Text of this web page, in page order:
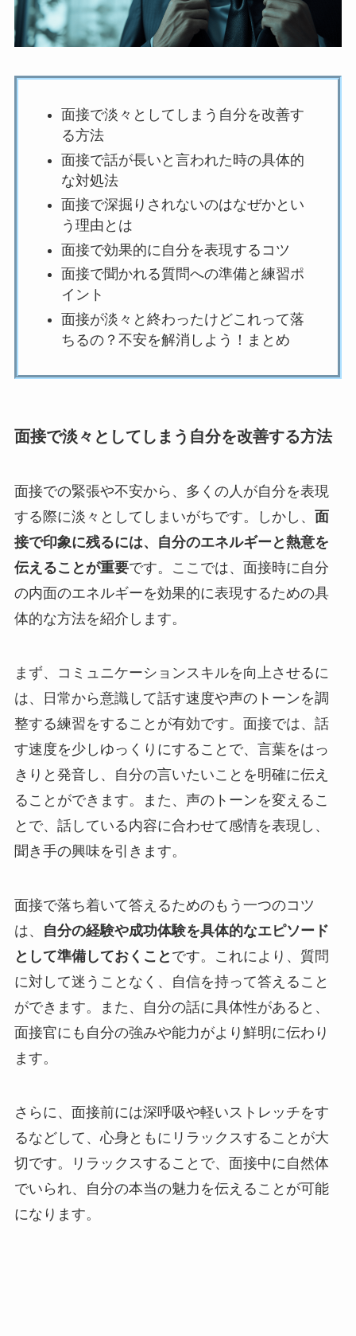
面接で淡々としてしまう自分を改善す
る方法
面接で話が長いと言われた時の具体的
な対処法
面接で深掘りされないのはなぜかとい
う理由とは
面接で効果的に自分を表現するコツ
面接で聞かれる質問への準備と練習ポ
イント
面接が淡々と終わったけどこれって落
ちるの？不安を解消しよう！まとめ
面接で淡々としてしまう自分を改善する方法
面接での緊張や不安から、多くの人が自分を表現
する際に淡々としてしまいがちです。しかし、 面
接で印象に残るには、自分のエネルギーと熱意を
伝えることが重要です。ここでは、面接時に自分
の内面のエネルギーを効果的に表現するための具
体的な方法を紹介します。
まず、コミュニケーションスキルを向上させるに
は、日常から意識して話す速度や声のトーンを調
整する練習をすることが有効です。面接では、話
す速度を少しゆっくりにすることで、言葉をはっ
きりと発音し、自分の言いたいことを明確に伝え
ることができます。また、声のトーンを変えるこ
とで、話している内容に合わせて感情を表現し、
聞き手の興味を引きます。
面接で落ち着いて答えるためのもう一つのコツ
は、
自分の経験や成功体験を具体的なエピソード
として準備しておくこと です。これにより、質問
に対して迷うことなく、自信を持って答えること
ができます。また、自分の話に具体性があると、
面接官にも自分の強みや能力がより鮮明に伝わり
ます。
さらに、面接前には深呼吸や軽いストレッチをす
るなどして、心身ともにリラックスすることが大
切です。リラックスすることで、面接中に自然体
でいられ、自分の本当の魅力を伝えることが可能
になります。